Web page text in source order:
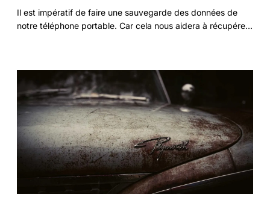
Il est impératif de faire une sauvegarde des données de
notre téléphone portable. Car cela nous aidera à récupérer